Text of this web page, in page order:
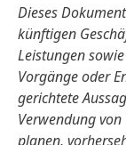
Dieses
künftigen
Leistungen
Vorgänge oder
gerichtete
Verwendung
planen,